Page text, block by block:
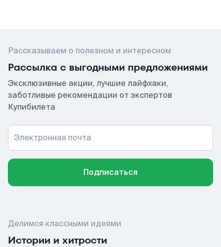
Рассказываем о полезном и интересном
Рассылка с выгодными предложениями
Эксклюзивные акции, лучшие лайфхаки,
заботливые рекомендации от экспертов
Купибилета
Электронная почта
Подписаться
Делимся классными идеями
Истории и хитрости